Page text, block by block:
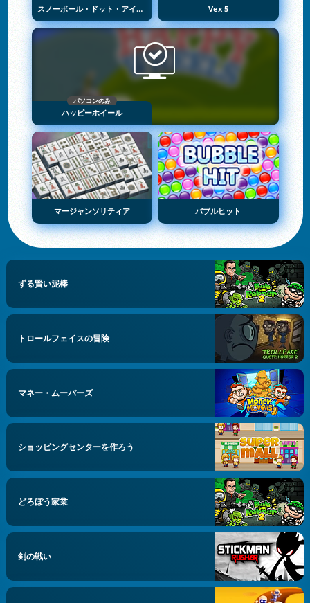
スノーボール・ドット・アイオー Vex 5
パソコンのみ
ハッピーホイール
マージャンソリティア バブルヒット
ずる賢い泥棒
トロールフェイスの冒険
マネー・ムーバーズ
ショッピングセンターを作ろう
どろぼう家業
剣の戦い